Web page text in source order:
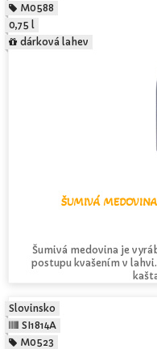
ŠUMIVÁ
Šumivá medovina je
postupu kvašením v
M0588
0,75 l
dárková lahev
Slovinsko
SI1814A
M0523